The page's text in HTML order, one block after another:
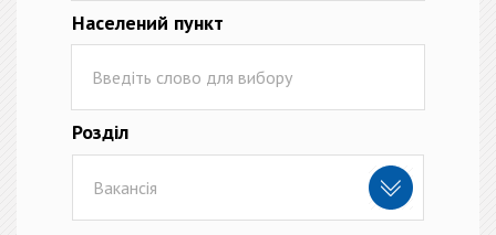
Населений пункт
Розділ
Вакансія